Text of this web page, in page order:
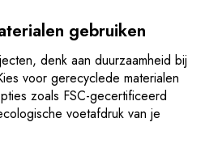
gebruiken
denk aan duurzaamheid bij
voor gerecyclede materialen
zoals FSC-gecertificeerd
voetafdruk van je